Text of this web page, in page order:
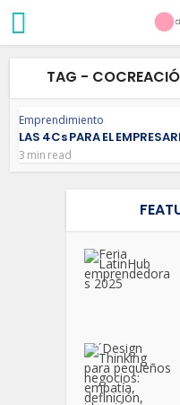
TAG -
Emprendimiento
LAS 4Cs PARA EL
3 min read